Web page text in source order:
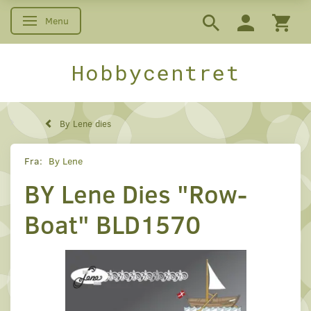
Skifte navigation
Menu
Hobbycentret
By Lene dies
Fra: By Lene
BY Lene Dies "Row-
Boat" BLD1570